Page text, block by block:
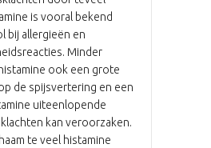
is vooral bekend
bij allergieën en
Minder
ook een grote
de spijsvertering en een
uiteenlopende
kan veroorzaken.
te veel histamine